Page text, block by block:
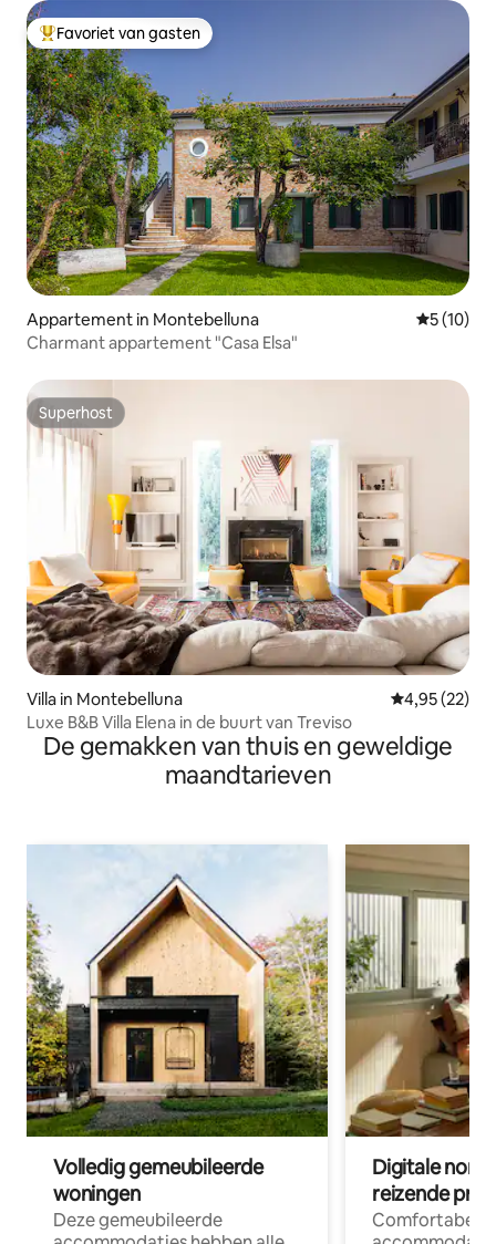
Topfavoriet van gasten
Favoriet van gasten
Appartement in Montebelluna
5 (10)
Charmant appartement "Casa Elsa"
Superhost
Superhost
Villa in Montebelluna Gemiddelde
4,95 (22)
Luxe B&B Villa Elena in de buurt van Treviso
De gemakken van thuis en geweldige
maandtarieven
Volledig gemeubileerde
woningen
Deze gemeubileerde
Digitale
reizende
Comfortabele